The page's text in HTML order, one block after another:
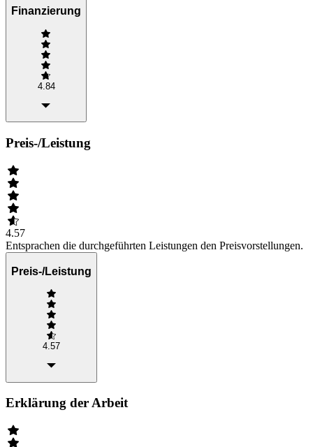
Finanzierung
4.84
Preis-/Leistung
4.57
Entsprachen die durchgeführten Leistungen den Preisvorstellungen.
Preis-/Leistung
4.57
Erklärung der Arbeit